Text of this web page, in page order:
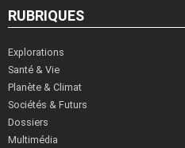
RUBRIQUES
Explorations
Santé & Vie
Planète & Climat
Sociétés & Futurs
Dossiers
Multimédia